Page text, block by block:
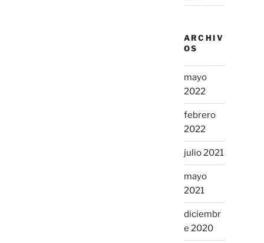
ARCHIV
OS
mayo
2022
febrero
2022
julio 2021
mayo
2021
diciembr
e 2020